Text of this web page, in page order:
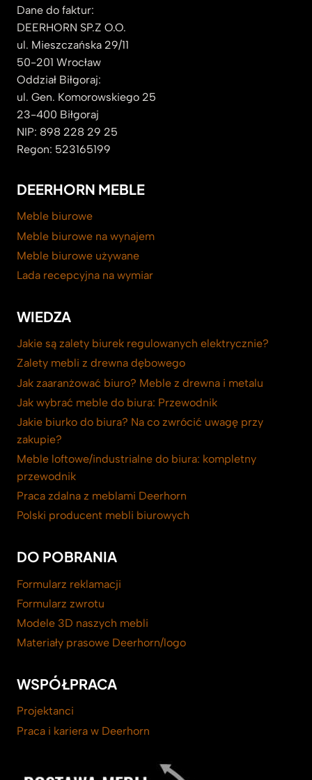
Dane do faktur:
DEERHORN SP.Z O.O.
ul. Mieszczańska 29/11
50-201 Wrocław
Oddział Biłgoraj:
ul. Gen. Komorowskiego 25
23-400 Biłgoraj
NIP: 898 228 29 25
Regon: 523165199
DEERHORN MEBLE
Meble biurowe
Meble biurowe na wynajem
Meble biurowe używane
Lada recepcyjna na wymiar
WIEDZA
Jakie są zalety biurek regulowanych elektrycznie?
Zalety mebli z drewna dębowego
Jak zaaranżować biuro? Meble z drewna i metalu
Jak wybrać meble do biura: Przewodnik
Jakie biurko do biura? Na co zwrócić uwagę przy
zakupie?
Meble loftowe/industrialne do biura: kompletny
przewodnik
Praca zdalna z meblami Deerhorn
Polski producent mebli biurowych
DO POBRANIA
Formularz reklamacji
Formularz zwrotu
Modele 3D naszych mebli
Materiały prasowe Deerhorn/logo
WSPÓŁPRACA
Projektanci
Praca i kariera w Deerhorn